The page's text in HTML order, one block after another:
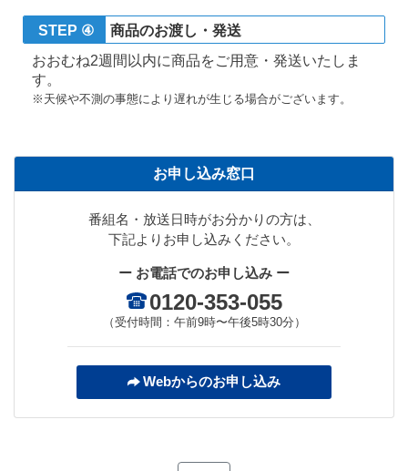
STEP ④
商品のお渡し・発送
おおむね2週間以内に商品をご用意・発送いたしま
す。
※天候や不測の事態により遅れが生じる場合がございます。
お申し込み窓口
番組名・放送日時がお分かりの方は、
下記よりお申し込みください。
ー お電話でのお申し込み ー
0120-353-055
（受付時間：午前9時〜午後5時30分）
Webからのお申し込み